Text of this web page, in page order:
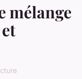
mélange